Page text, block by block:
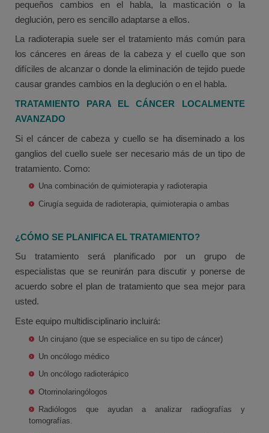
pequeños cambios en el habla, la masticación o la
deglución, pero es sencillo adaptarse a ellos.
La radioterapia suele ser el tratamiento más común para
los cánceres en áreas de la cabeza y el cuello que son
difíciles de alcanzar o donde la eliminación de tejido puede
causar grandes cambios en la deglución o en el habla.
TRATAMIENTO PARA EL CÁNCER LOCALMENTE
AVANZADO
Si el cáncer de cabeza y cuello se ha diseminado a los
ganglios del cuello suele ser necesario más de un tipo de
tratamiento. Como:
Una combinación de quimioterapia y radioterapia
Cirugía seguida de radioterapia, quimioterapia o ambas
¿CÓMO SE PLANIFICA EL TRATAMIENTO?
Su tratamiento será planificado por un grupo de
especialistas que se reunirán para discutir y ponerse de
acuerdo sobre el plan de tratamiento que sea mejor para
usted.
Este equipo multidisciplinario incluirá:
Un cirujano (que se especialice en su tipo de cáncer)
Un oncólogo médico
Un oncólogo radioterápico
Otorrinolaringólogos
Radiólogos que ayudan a analizar radiografías y
tomografías.